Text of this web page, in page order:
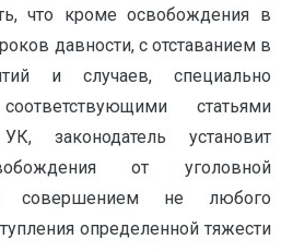
что кроме освобождения в
давности, с отставанием в
и случаев, специально
статьями
законодатель установит
от уголовной
с совершением не любого
определенной тяжести